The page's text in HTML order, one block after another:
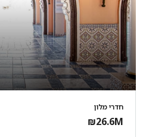
חדרי מלון
₪26.6M